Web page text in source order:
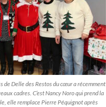
de Delle des Restos du cœur a récemment
cadres. C’est Nancy Noro qui prend la
elle remplace Pierre Péquignot après